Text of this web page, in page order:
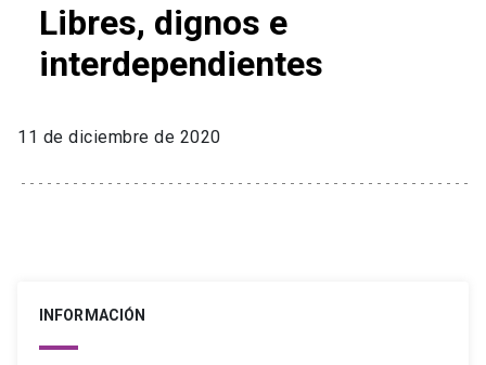
Libres, dignos e
interdependientes
11 de diciembre de 2020
INFORMACIÓN